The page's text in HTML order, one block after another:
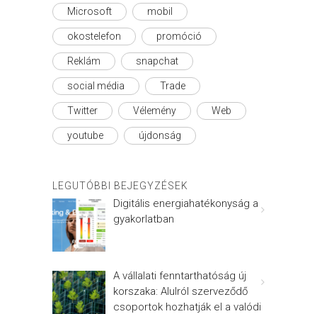
Microsoft mobil
okostelefon promóció
Reklám snapchat
social média Trade
Twitter Vélemény Web
youtube újdonság
LEGUTÓBBI BEJEGYZÉSEK
Digitális energiahatékonyság a
gyakorlatban
A vállalati fenntarthatóság új
korszaka: Alulról szerveződő
csoportok hozhatják el a valódi